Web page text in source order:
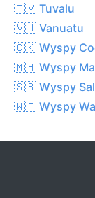
🇹🇻 Tuvalu
🇻🇺 Vanuatu
🇨🇰 Wyspy
🇲🇭 Wyspy
🇸🇧 Wyspy
🇼🇫 Wyspy